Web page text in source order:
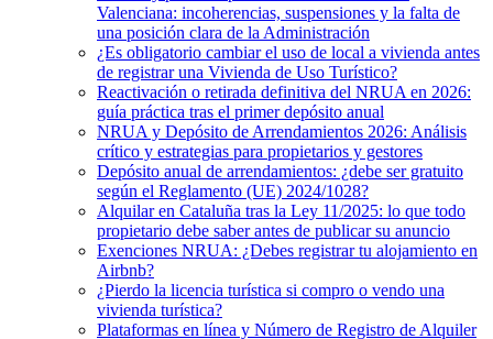
Valenciana: incoherencias, suspensiones y la falta de
una posición clara de la Administración
¿Es obligatorio cambiar el uso de local a vivienda antes
de registrar una Vivienda de Uso Turístico?
Reactivación o retirada definitiva del NRUA en 2026:
guía práctica tras el primer depósito anual
NRUA y Depósito de Arrendamientos 2026: Análisis
crítico y estrategias para propietarios y gestores
Depósito anual de arrendamientos: ¿debe ser gratuito
según el Reglamento (UE) 2024/1028?
Alquilar en Cataluña tras la Ley 11/2025: lo que todo
propietario debe saber antes de publicar su anuncio
Exenciones NRUA: ¿Debes registrar tu alojamiento en
Airbnb?
¿Pierdo la licencia turística si compro o vendo una
vivienda turística?
Plataformas en línea y Número de Registro de Alquiler